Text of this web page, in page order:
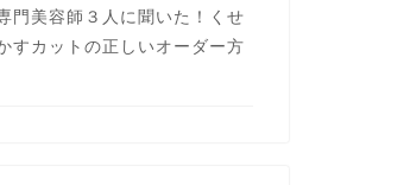
門美容師３人に聞いた！くせ
すカットの正しいオーダー方